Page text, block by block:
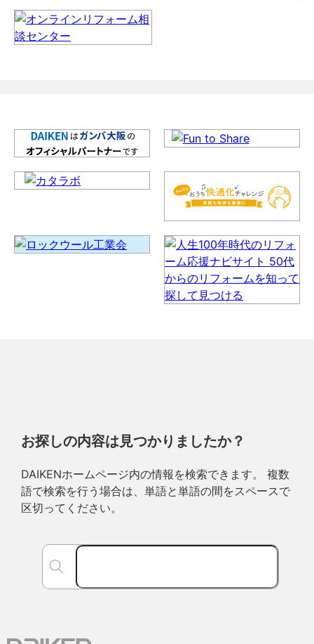
お探しの内容は見つかりましたか？
DAIKENホームページ内の情報を検索できます。 複数
語で検索を行う場合は、単語と単語の間をスペースで
区切ってください。